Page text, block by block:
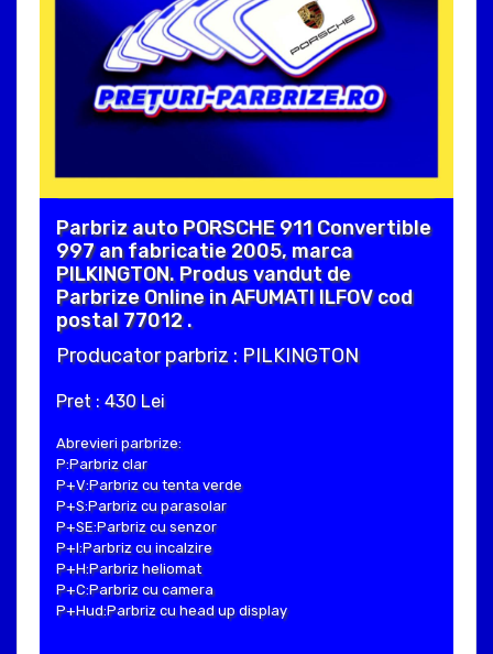
Parbriz auto PORSCHE 911 Convertible
997 an fabricatie 2005, marca
PILKINGTON. Produs vandut de
Parbrize Online in AFUMATI ILFOV cod
postal 77012 .
Producator parbriz : PILKINGTON
Pret : 430 Lei
Abrevieri parbrize:
P:Parbriz clar
P+V:Parbriz cu tenta verde
P+S:Parbriz cu parasolar
P+SE:Parbriz cu senzor
P+I:Parbriz cu incalzire
P+H:Parbriz heliomat
P+C:Parbriz cu camera
P+Hud:Parbriz cu head up display